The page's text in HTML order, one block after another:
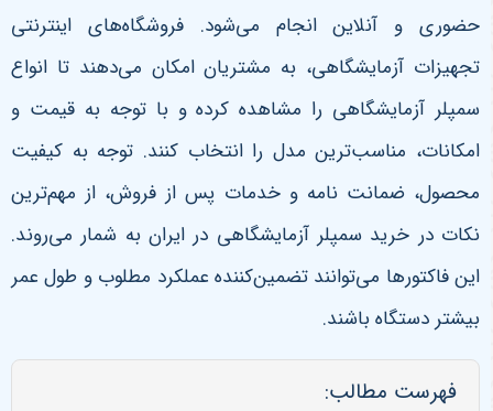
حضوری و آنلاین انجام می‌شود. فروشگاه‌های اینترنتی
تجهیزات آزمایشگاهی، به مشتریان امکان می‌دهند تا انواع
سمپلر آزمایشگاهی را مشاهده کرده و با توجه به قیمت و
امکانات، مناسب‌ترین مدل را انتخاب کنند. توجه به کیفیت
محصول، ضمانت نامه و خدمات پس از فروش، از مهم‌ترین
نکات در خرید سمپلر آزمایشگاهی در ایران به شمار می‌روند.
این فاکتورها می‌توانند تضمین‌کننده عملکرد مطلوب و طول عمر
بیشتر دستگاه باشند.
فهرست مطالب: